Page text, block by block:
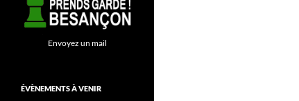
Envoyez un mail
ÉVÈNEMENTS À VENIR